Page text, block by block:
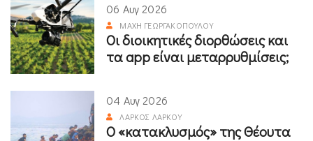
06 Αυγ 2026
ΜΆΧΗ ΓΕΩΡΓΑΚΟΠΟΎΛΟΥ
Οι διοικητικές διορθώσεις και
τα app είναι μεταρρυθμίσεις;
04 Αυγ 2026
ΛΆΡΚΟΣ ΛΆΡΚΟΥ
Ο «κατακλυσμός» της Θέουτα